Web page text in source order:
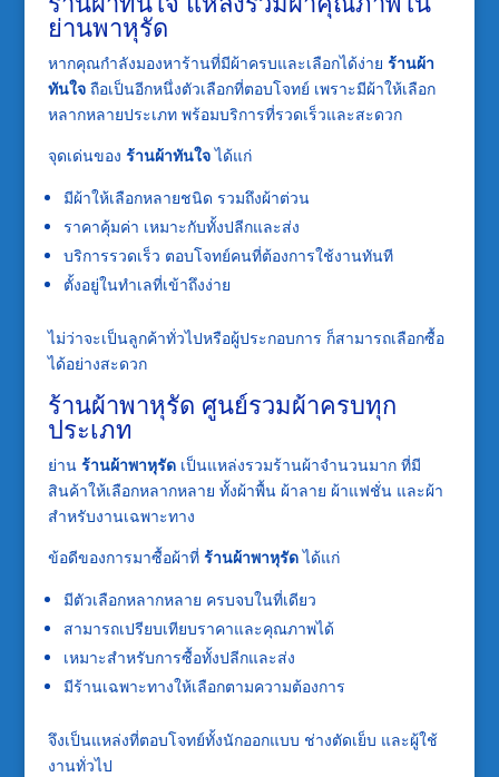
ย่านพาหุรัด
หากคุณกำลังมองหาร้านที่มีผ้าครบและเลือกได้ง่าย ร้านผ้า
ทันใจถือเป็นอีกหนึ่งตัวเลือกที่ตอบโจทย์ เพราะมีผ้าให้เลือก
หลากหลายประเภท พร้อมบริการที่รวดเร็วและสะดวก
จุดเด่นของ ร้านผ้าทันใจได้แก่
มีผ้าให้เลือกหลายชนิด รวมถึงผ้าต่วน
ราคาคุ้มค่า เหมาะกับทั้งปลีกและส่ง
บริการรวดเร็ว ตอบโจทย์คนที่ต้องการใช้งานทันที
ตั้งอยู่ในทำเลที่เข้าถึงง่าย
ไม่ว่าจะเป็นลูกค้าทั่วไปหรือผู้ประกอบการ ก็สามารถเลือกซื้อ
ได้อย่างสะดวก
ร้านผ้าพาหุรัด ศูนย์รวมผ้าครบทุก
ประเภท
ย่าน ร้านผ้าพาหุรัดเป็นแหล่งรวมร้านผ้าจำนวนมาก ที่มี
สินค้าให้เลือกหลากหลาย ทั้งผ้าพื้น ผ้าลาย ผ้าแฟชั่น และผ้า
สำหรับงานเฉพาะทาง
ข้อดีของการมาซื้อผ้าที่ ร้านผ้าพาหุรัดได้แก่
มีตัวเลือกหลากหลาย ครบจบในที่เดียว
สามารถเปรียบเทียบราคาและคุณภาพได้
เหมาะสำหรับการซื้อทั้งปลีกและส่ง
มีร้านเฉพาะทางให้เลือกตามความต้องการ
จึงเป็นแหล่งที่ตอบโจทย์ทั้งนักออกแบบ ช่างตัดเย็บ และผู้ใช้
งานทั่วไป